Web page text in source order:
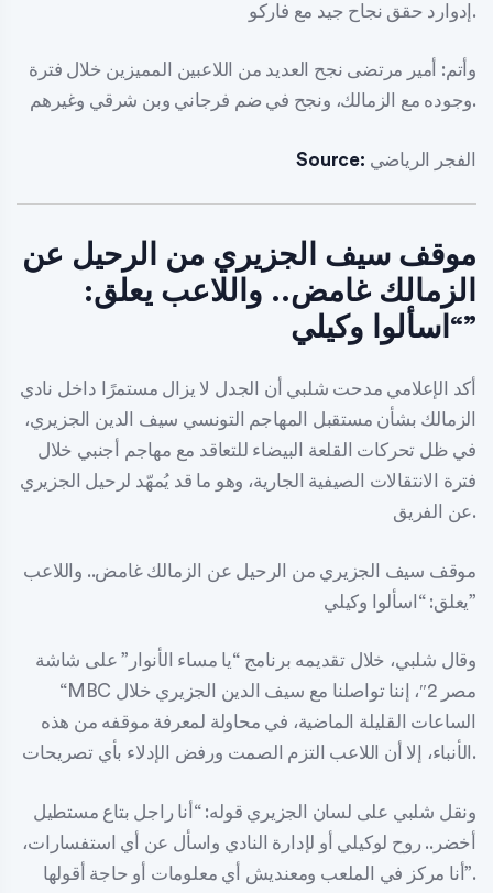
إدوارد حقق نجاح جيد مع فاركو.
وأتم: أمير مرتضى نجح العديد من اللاعبين المميزين خلال فترة
وجوده مع الزمالك، ونجح في ضم فرجاني وبن شرقي وغيرهم.
Source: الفجر الرياضي
موقف سيف الجزيري من الرحيل عن
الزمالك غامض.. واللاعب يعلق:
“اسألوا وكيلي”
أكد الإعلامي مدحت شلبي أن الجدل لا يزال مستمرًا داخل نادي
الزمالك بشأن مستقبل المهاجم التونسي سيف الدين الجزيري،
في ظل تحركات القلعة البيضاء للتعاقد مع مهاجم أجنبي خلال
فترة الانتقالات الصيفية الجارية، وهو ما قد يُمهّد لرحيل الجزيري
عن الفريق.
موقف سيف الجزيري من الرحيل عن الزمالك غامض.. واللاعب
يعلق: “اسألوا وكيلي”
وقال شلبي، خلال تقديمه برنامج “يا مساء الأنوار” على شاشة
“MBC مصر 2″، إننا تواصلنا مع سيف الدين الجزيري خلال
الساعات القليلة الماضية، في محاولة لمعرفة موقفه من هذه
الأنباء، إلا أن اللاعب التزم الصمت ورفض الإدلاء بأي تصريحات.
ونقل شلبي على لسان الجزيري قوله: “أنا راجل بتاع مستطيل
أخضر.. روح لوكيلي أو لإدارة النادي واسأل عن أي استفسارات،
أنا مركز في الملعب ومعنديش أي معلومات أو حاجة أقولها”.